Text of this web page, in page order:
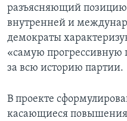
разъясняющий
внутренней и
демократы
«самую прогрессивную
за всю историю партии.
В проекте
касающиеся